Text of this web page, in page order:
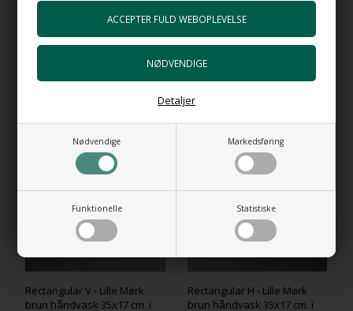
Nødvendige Markedsføring
Funktionelle Statistiske
Detaljer
Gå til varen
RELATEREDE PRODUKTER
NYHED
Rectangular V - Lille Mørk
brun håndvask 35x17 cm. i
NYHED
Rectangular H - Lille Mørk
brun håndvask 35x17 cm. i